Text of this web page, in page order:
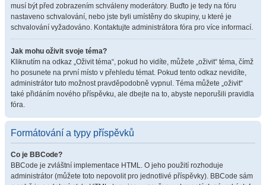
musí být před zobrazením schváleny moderátory. Buďto je tedy na fóru
nastaveno schvalování, nebo jste byli umístěny do skupiny, u které je
schvalování vyžadováno. Kontaktujte administrátora fóra pro více informací.
Jak mohu oživit svoje téma?
Kliknutím na odkaz „Oživit téma“, pokud ho vidíte, můžete „oživit“ téma, čímž
ho posunete na první místo v přehledu témat. Pokud tento odkaz nevidíte,
administrátor tuto možnost pravděpodobně vypnul. Téma můžete „oživit“
také přidáním nového příspěvku, ale dbejte na to, abyste neporušili pravidla
fóra.
Formátování a typy příspěvků
Co je BBCode?
BBCode je zvláštní implementace HTML. O jeho použití rozhoduje
administrátor (můžete toto nepovolit pro jednotlivé příspěvky). BBCode sám